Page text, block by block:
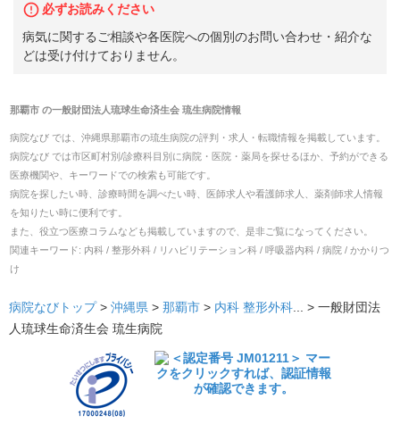
必ずお読みください
病気に関するご相談や各医院への個別のお問い合わせ・紹介な
どは受け付けておりません。
那覇市の一般財団法人琉球生命済生会 琉生病院情報
病院なび では、 沖縄県那覇市の琉生病院の評判・求人・転職情報を掲載しています。
病院なび では市区町村別/診療科目別に病院・医院・薬局を探せるほか、予約ができる
医療機関や、キーワードでの検索も可能です。
病院を探したい時、診療時間を調べたい時、医師求人や看護師求人、薬剤師求人情報
を知りたい時に便利です。
また、役立つ医療コラムなども掲載していますので、是非ご覧になってください。
関連キーワード: 内科 / 整形外科 / リハビリテーション科 / 呼吸器内科 / 病院 / かかりつ
け
病院なびトップ > 沖縄県 > 那覇市 > 内科 整形外科... > 一般財団法
人琉球生命済生会 琉生病院